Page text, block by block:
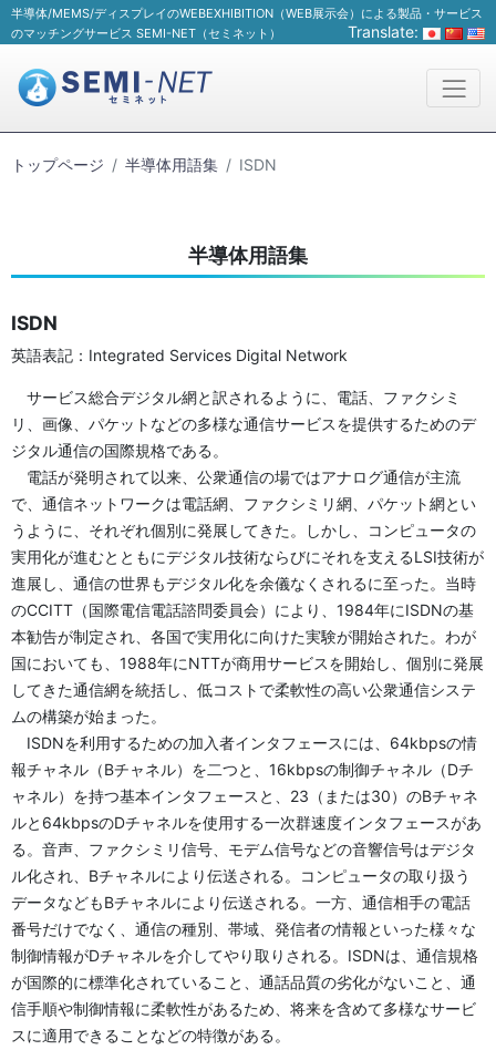
半導体/MEMS/ディスプレイのWEBEXHIBITION（WEB展示会）による製品・サービス
のマッチングサービス SEMI-NET（セミネット）
Translate:
トップページ 半導体用語集 ISDN
半導体用語集
ISDN
英語表記：Integrated Services Digital Network
サービス総合デジタル網と訳されるように、電話、ファクシミ
リ、画像、パケットなどの多様な通信サービスを提供するためのデ
ジタル通信の国際規格である。
電話が発明されて以来、公衆通信の場ではアナログ通信が主流
で、通信ネットワークは電話網、ファクシミリ網、パケット網とい
うように、それぞれ個別に発展してきた。しかし、コンピュータの
実用化が進むとともにデジタル技術ならびにそれを支えるLSI技術が
進展し、通信の世界もデジタル化を余儀なくされるに至った。当時
のCCITT（国際電信電話諮問委員会）により、1984年にISDNの基
本勧告が制定され、各国で実用化に向けた実験が開始された。わが
国においても、1988年にNTTが商用サービスを開始し、個別に発展
してきた通信網を統括し、低コストで柔軟性の高い公衆通信システ
ムの構築が始まった。
ISDNを利用するための加入者インタフェースには、64kbpsの情
報チャネル（Bチャネル）を二つと、16kbpsの制御チャネル（Dチ
ャネル）を持つ基本インタフェースと、23（または30）のBチャネ
ルと64kbpsのDチャネルを使用する一次群速度インタフェースがあ
る。音声、ファクシミリ信号、モデム信号などの音響信号はデジタ
ル化され、Bチャネルにより伝送される。コンピュータの取り扱う
データなどもBチャネルにより伝送される。一方、通信相手の電話
番号だけでなく、通信の種別、帯域、発信者の情報といった様々な
制御情報がDチャネルを介してやり取りされる。ISDNは、通信規格
が国際的に標準化されていること、通話品質の劣化がないこと、通
信手順や制御情報に柔軟性があるため、将来を含めて多様なサービ
スに適用できることなどの特徴がある。